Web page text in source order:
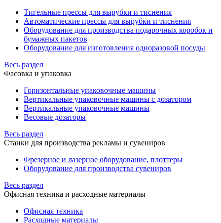
Тигельные прессы для вырубки и тиснения
Автоматические прессы для вырубки и тиснения
Оборудование для производства подарочных коробок и
бумажных пакетов
Оборудование для изготовления одноразовой посуды
Весь раздел
Фасовка и упаковка
Горизонтальные упаковочные машины
Вертикальные упаковочные машины с дозатором
Вертикальные упаковочные машины
Весовые дозаторы
Весь раздел
Станки для производства рекламы и сувениров
Фрезерное и лазерное оборудование, плоттеры
Оборудование для производства сувениров
Весь раздел
Офисная техника и расходные материалы
Офисная техника
Расходные материалы